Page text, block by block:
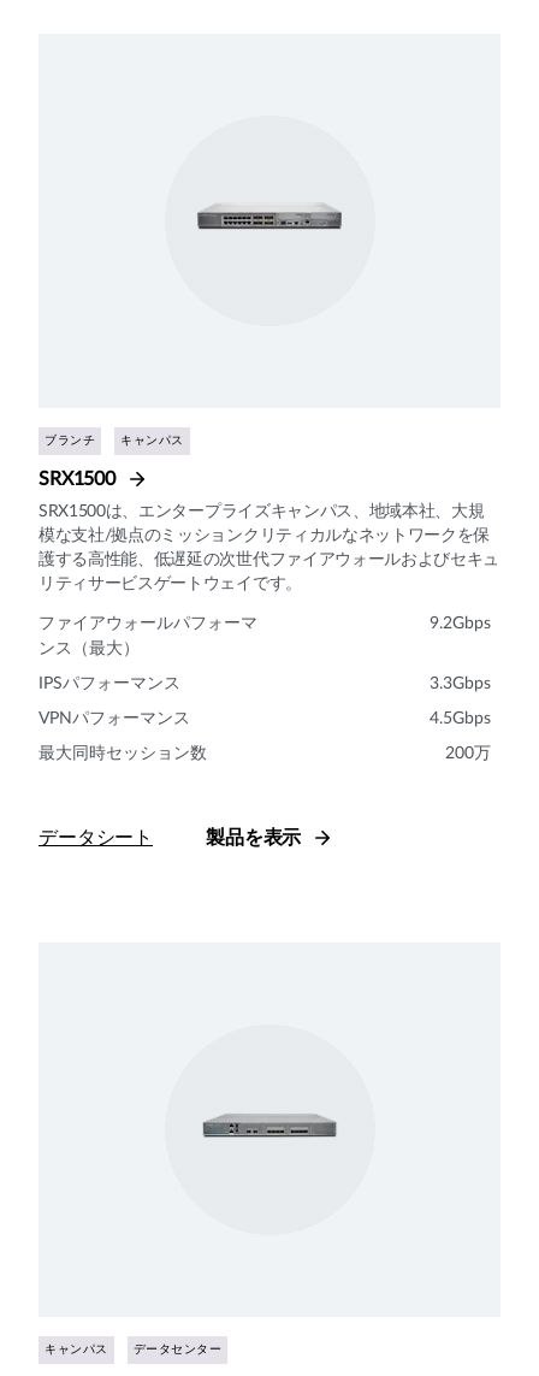
ブランチ キャンパス
SRX1500
SRX1500は、エンタープライズキャンパス、地域本社、大規
模な支社/拠点のミッションクリティカルなネットワークを保
護する高性能、低遅延の次世代ファイアウォールおよびセキュ
リティサービスゲートウェイです。
ファイアウォールパフォーマ
ンス（最大）
9.2Gbps
IPSパフォーマンス 3.3Gbps
VPNパフォーマンス 4.5Gbps
最大同時セッション数 200万
データシート 製品を表示
キャンパス データセンター